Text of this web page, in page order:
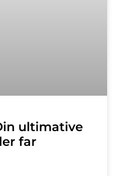
ultimative
far